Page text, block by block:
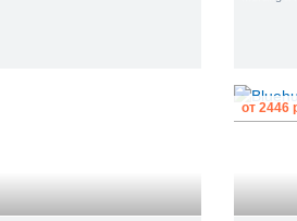
от 2446